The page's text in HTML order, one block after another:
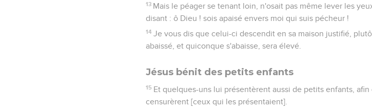
13 Mais le péager se tenant loin, n'osait pas même lever les
disant : ô Dieu ! sois apaisé envers moi qui suis pécheur !
14 Je vous dis que celui-ci descendit en sa maison justifié,
abaissé, et quiconque s'abaisse, sera élevé.
Jésus bénit des petits enfants
15 Et quelques-uns lui présentèrent aussi de petits enfants,
censurèrent [ceux qui les présentaient].